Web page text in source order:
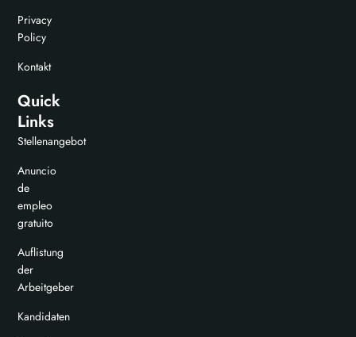
Privacy
Policy
Kontakt
Quick
Links
Stellenangebot
Anuncio
de
empleo
gratuito
Auflistung
der
Arbeitgeber
Kandidaten